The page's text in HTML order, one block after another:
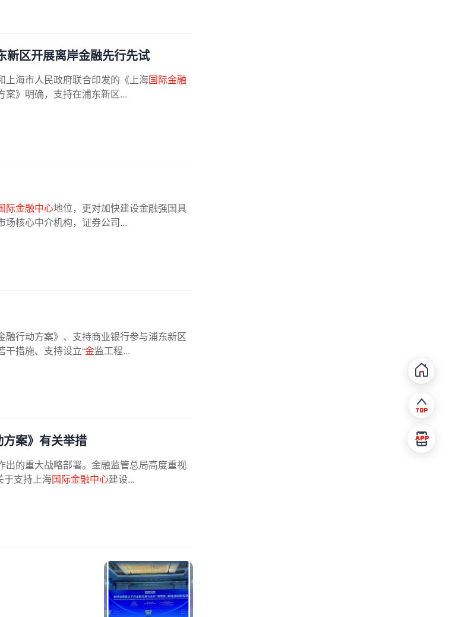
新区开展离岸金融先行先试
上海市人民政府联合印发的《上海国际金融
》明确，支持在浦东新区...
际金融中心地位，更对加快建设金融强国具
场核心中介机构，证券公司...
融行动方案》、支持商业银行参与浦东新区
干措施、支持设立“金监工程...
案》有关举措
出的重大战略部署。金融监管总局高度重视
于支持上海国际金融中心建设...